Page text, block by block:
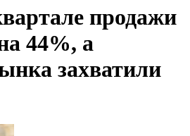
продажи
44%, а
захватили